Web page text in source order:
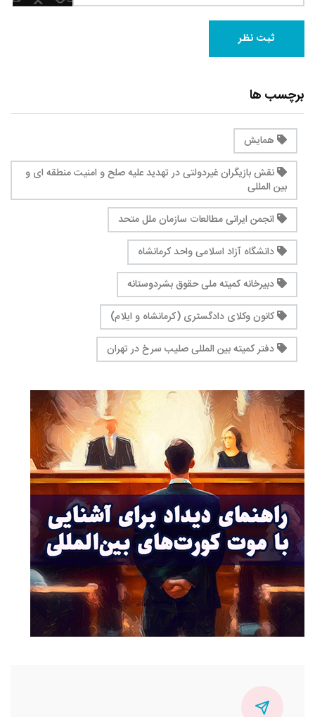
برچسب ها
همایش
نقش بازیگران غیردولتی در تهدید علیه صلح و امنیت منطقه ای و
بین المللی
انجمن ایرانی مطالعات سازمان ملل متحد
دانشگاه آزاد اسلامی واحد کرمانشاه
دبیرخانه کمیته ملی حقوق بشردوستانه
کانون وکلای دادگستری (کرمانشاه و ایلام)
دفتر کمیته بین المللی صلیب سرخ در تهران